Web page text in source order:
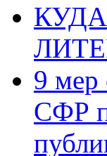
9 мер
СФР